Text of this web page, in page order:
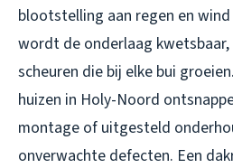
blootstelling aan regen en
wordt de onderlaag
scheuren die bij elke bui
huizen in Holy-Noord
montage of uitgesteld
onverwachte defecten. Een